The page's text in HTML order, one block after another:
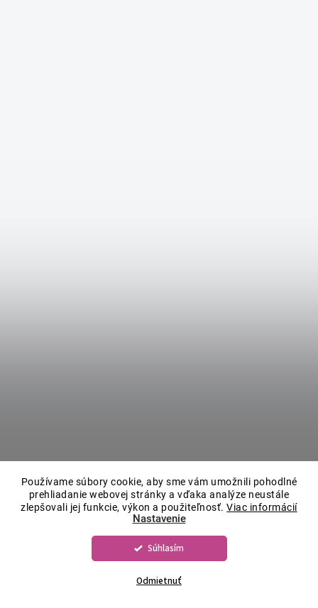
Používame súbory cookie, aby sme vám umožnili pohodlné
prehliadanie webovej stránky a vďaka analýze neustále
zlepšovali jej funkcie, výkon a použiteľnosť.Viac informácií
Nastavenie
Odmietnuť
Súhlasím